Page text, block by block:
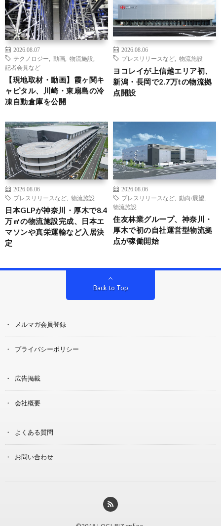
2026.08.07
テクノロジー
動画 物流施設
記者会見など
【現地取材・動画】霞ヶ関キ
ャピタル、川崎・東扇島の冷
凍自動倉庫を公開
2026.08.06
プレスリリースなど
物流施設
ヨコレイが上信越エリア初、
新潟・長岡で2.7万tの物流拠
点開設
2026.08.06
プレスリリースなど
物流施設
日本GLPが神奈川・厚木で8.4
万㎡の物流施設完成、日本エ
マソンや真栄運輸など入居決
定
2026.08.06
プレスリリースなど
動向/展望
物流施設
住友林業グループ、神奈川・
厚木で初の自社運営型物流拠
点が稼働開始
Back to Top
メルマガ会員登録
プライバシーポリシー
広告掲載
会社概要
よくある質問
お問い合わせ